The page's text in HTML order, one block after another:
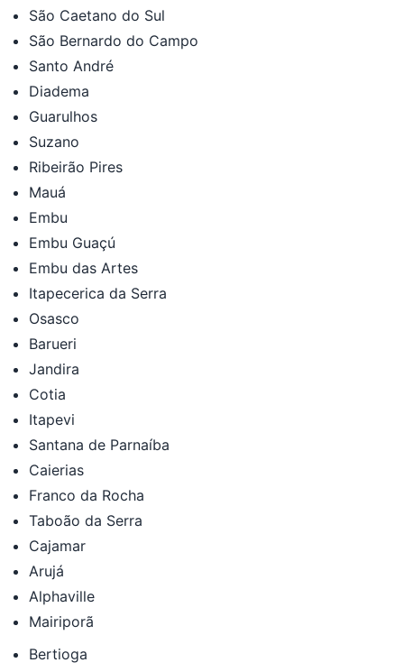
São Caetano do Sul
São Bernardo do Campo
Santo André
Diadema
Guarulhos
Suzano
Ribeirão Pires
Mauá
Embu
Embu Guaçú
Embu das Artes
Itapecerica da Serra
Osasco
Barueri
Jandira
Cotia
Itapevi
Santana de Parnaíba
Caierias
Franco da Rocha
Taboão da Serra
Cajamar
Arujá
Alphaville
Mairiporã
Bertioga